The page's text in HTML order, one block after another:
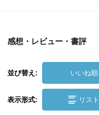
感想・レビュー・書評
並び替え: いいね順
表示形式: リスト